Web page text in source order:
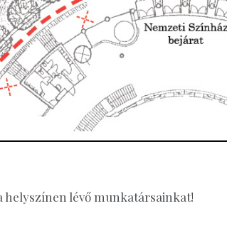
helyszínen lévő munkatársainkat!